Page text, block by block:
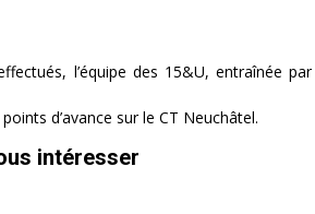
l’équipe des 15&U, entraînée
d’avance sur le CT Neuchâtel.
intéresser